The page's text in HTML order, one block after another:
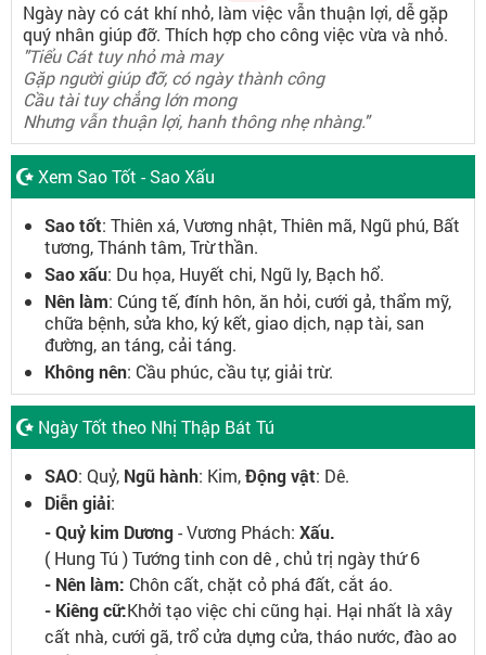
Ngày này có cát khí nhỏ, làm việc vẫn thuận lợi, dễ gặp
quý nhân giúp đỡ. Thích hợp cho công việc vừa và nhỏ.
"Tiểu Cát tuy nhỏ mà may
Gặp người giúp đỡ, có ngày thành công
Cầu tài tuy chẳng lớn mong
Nhưng vẫn thuận lợi, hanh thông nhẹ nhàng."
Xem Sao Tốt - Sao Xấu
Sao tốt: Thiên xá, Vương nhật, Thiên mã, Ngũ phú, Bất
tương, Thánh tâm, Trừ thần.
Sao xấu: Du họa, Huyết chi, Ngũ ly, Bạch hổ.
Nên làm: Cúng tế, đính hôn, ăn hỏi, cưới gả, thẩm mỹ,
chữa bệnh, sửa kho, ký kết, giao dịch, nạp tài, san
đường, an táng, cải táng.
Không nên: Cầu phúc, cầu tự, giải trừ.
Ngày Tốt theo Nhị Thập Bát Tú
SAO: Quỷ, Ngũ hành: Kim,Động vật: Dê.
Diễn giải:
- Quỷ kim Dương- Vương Phách: Xấu.
( Hung Tú ) Tướng tinh con dê , chủ trị ngày thứ 6
- Nên làm: Chôn cất, chặt cỏ phá đất, cắt áo.
- Kiêng cữ:Khởi tạo việc chi cũng hại. Hại nhất là xây
cất nhà, cưới gã, trổ cửa dựng cửa, tháo nước, đào ao